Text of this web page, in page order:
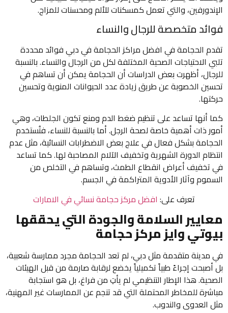
الإندورفين، والتي تعمل كمسكنات للألم ومحسنات للمزاج.
فوائد متخصصة للرجال والنساء
تقدم الحجامة في افضل مراكز الحجامة في دبي فوائد محددة
تلبي الاحتياجات الصحية المختلفة لكل من الرجال والنساء. بالنسبة
للرجال، أظهرت بعض الدراسات أن الحجامة يمكن أن تساهم في
تحسين الخصوبة عن طريق زيادة عدد الحيوانات المنوية وتحسين
حركتها.
كما أنها تساعد على تنظيم ضغط الدم ومنع تكون الجلطات، وهي
أمور ذات أهمية خاصة لصحة الرجل. أما بالنسبة للنساء، فتُستخدم
الحجامة بشكل فعال في علاج بعض الاضطرابات النسائية، مثل عدم
انتظام الدورة الشهرية وتخفيف الآلام المصاحبة لها. كما تساعد
في تخفيف أعراض انقطاع الطمث، وتساهم في التخلص من
السموم وآثار الأدوية المتراكمة في الجسم.
تعرف على: افضل مركز حجامة نسائي في الامارات
معايير السلامة والجودة التي يحققها
بيوتي وايز مركز حجامة
في مدينة متقدمة مثل دبي، لم تعد الحجامة مجرد ممارسة شعبية،
بل أصبحت إجراءً طبياً تكميلياً يخضع لرقابة صارمة من قبل الهيئات
الصحية. هذا الإطار التنظيمي لم يأتِ من فراغ، بل هو استجابة
مباشرة للمخاطر المحتملة التي قد تنجم عن الممارسات غير المهنية،
مثل العدوى والندوب.